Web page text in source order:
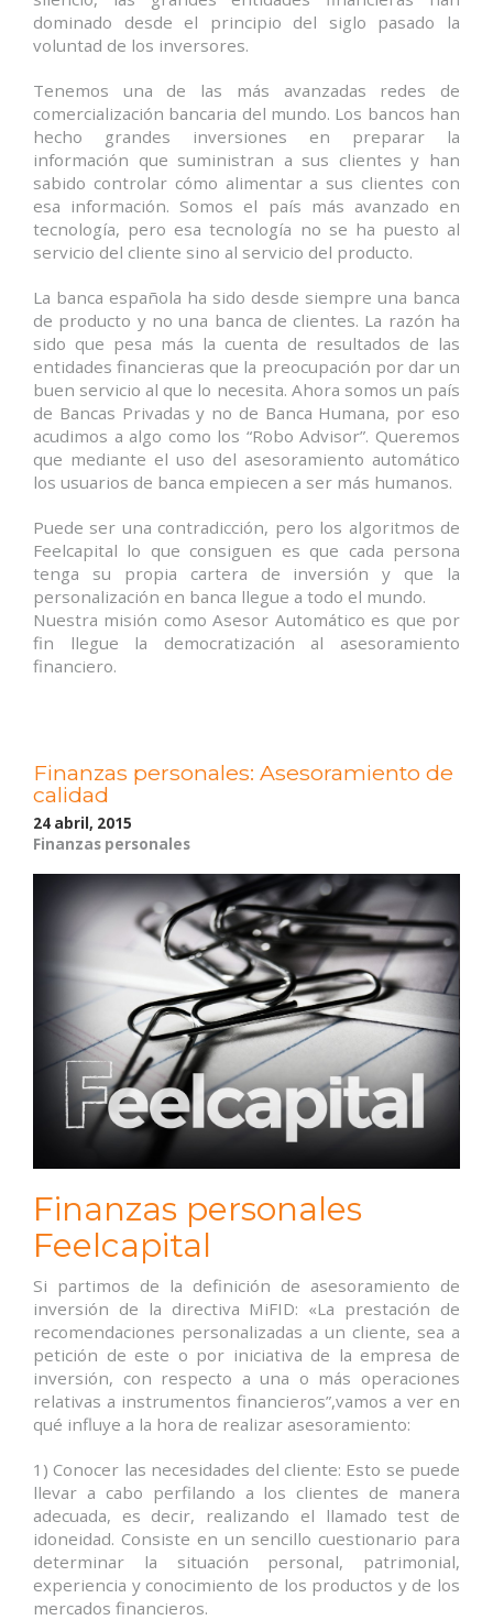
dominado desde el principio del siglo pasado la
voluntad de los inversores.
Tenemos una de las más avanzadas redes de
comercialización bancaria del mundo. Los bancos han
hecho grandes inversiones en preparar la
información que suministran a sus clientes y han
sabido controlar cómo alimentar a sus clientes con
esa información. Somos el país más avanzado en
tecnología, pero esa tecnología no se ha puesto al
servicio del cliente sino al servicio del producto.
La banca española ha sido desde siempre una banca
de producto y no una banca de clientes. La razón ha
sido que pesa más la cuenta de resultados de las
entidades financieras que la preocupación por dar un
buen servicio al que lo necesita. Ahora somos un país
de Bancas Privadas y no de Banca Humana, por eso
acudimos a algo como los “Robo Advisor”. Queremos
que mediante el uso del asesoramiento automático
los usuarios de banca empiecen a ser más humanos.
Puede ser una contradicción, pero los algoritmos de
Feelcapital lo que consiguen es que cada persona
tenga su propia cartera de inversión y que la
personalización en banca llegue a todo el mundo.
Nuestra misión como Asesor Automático es que por
fin llegue la democratización al asesoramiento
financiero.
Finanzas personales: Asesoramiento de
calidad
24 abril, 2015
Finanzas personales
Finanzas personales
Feelcapital
Si partimos de la definición de asesoramiento de
inversión de la directiva MiFID: «La prestación de
recomendaciones personalizadas a un cliente, sea a
petición de este o por iniciativa de la empresa de
inversión, con respecto a una o más operaciones
relativas a instrumentos financieros”,vamos a ver en
qué influye a la hora de realizar asesoramiento:
1) Conocer las necesidades del cliente: Esto se puede
llevar a cabo perfilando a los clientes de manera
adecuada, es decir, realizando el llamado test de
idoneidad. Consiste en un sencillo cuestionario para
determinar la situación personal, patrimonial,
experiencia y conocimiento de los productos y de los
mercados financieros.